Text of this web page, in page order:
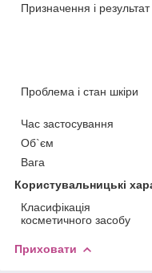
Призначення і результат
Проблема і стан шкіри
Час застосування
Об`єм
Вага
Користувальницькі
Класифікація
косметичного засобу
Приховати